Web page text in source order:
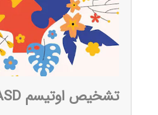
تشخیص اوتیسم ASD